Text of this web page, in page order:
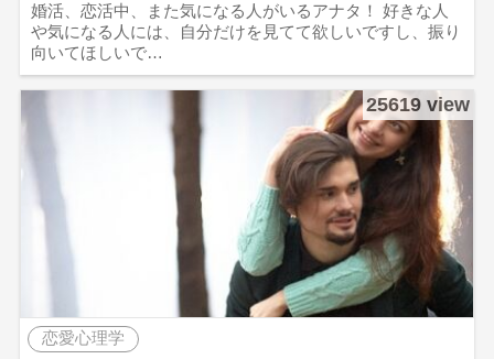
婚活、恋活中、また気になる人がいるアナタ！ 好きな人
や気になる人には、自分だけを見てて欲しいですし、振り
向いてほしいで…
25619 view
恋愛心理学